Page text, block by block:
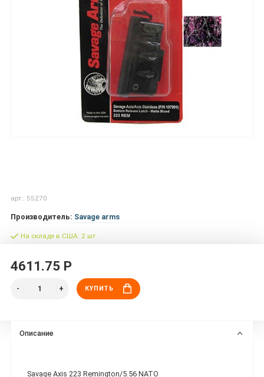
арт.: 55270
Производитель: Savage arms
На складе в США: 2 шт.
4611.75 Р
КУПИТЬ
Описание
Savage Axis 223 Remington/5.56 NATO